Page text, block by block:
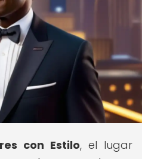
con Estilo, el lugar